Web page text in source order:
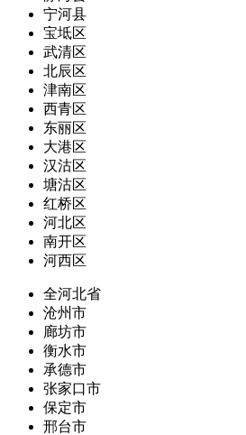
宁河县
宝坻区
武清区
北辰区
津南区
西青区
东丽区
大港区
汉沽区
塘沽区
红桥区
河北区
南开区
河西区
全河北省
沧州市
廊坊市
衡水市
承德市
张家口市
保定市
邢台市